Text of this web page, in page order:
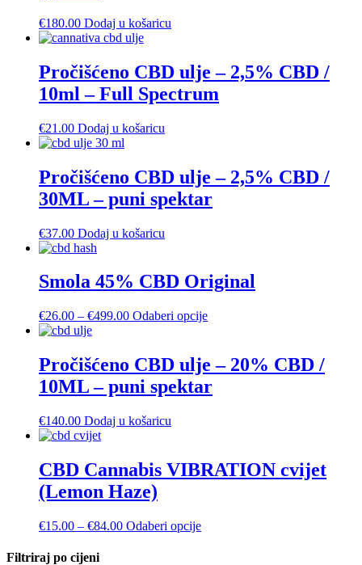
€180.00 Dodaj u košaricu
Pročišćeno CBD ulje – 2,5% CBD /
10ml – Full Spectrum
€21.00 Dodaj u košaricu
Pročišćeno CBD ulje – 2,5% CBD /
30ML – puni spektar
€37.00 Dodaj u košaricu
Smola 45% CBD Original
€26.00 – €499.00Raspon
€26.00
do
€499.00
Odaberi opcijeOvaj
varijanti.
Opcije
stranici
proizvoda
Pročišćeno CBD ulje – 20% CBD /
10ML – puni spektar
€140.00 Dodaj u košaricu
CBD Cannabis VIBRATION cvijet
(Lemon Haze)
€15.00 – €84.00Raspon
Odaberi opcijeOvaj
Filtriraj po cijeni